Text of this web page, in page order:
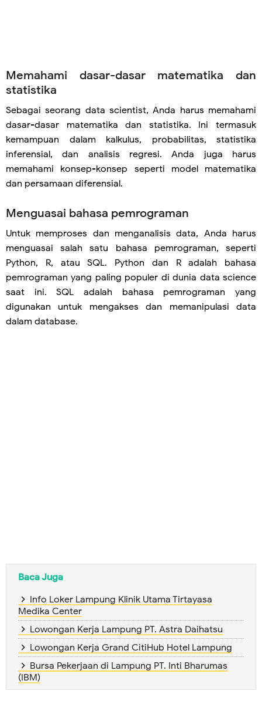
Memahami dasar-dasar matematika dan
statistika
Sebagai seorang data scientist, Anda harus memahami
dasar-dasar matematika dan statistika. Ini termasuk
kemampuan dalam kalkulus, probabilitas, statistika
inferensial, dan analisis regresi. Anda juga harus
memahami konsep-konsep seperti model matematika
dan persamaan diferensial.
Menguasai bahasa pemrograman
Untuk memproses dan menganalisis data, Anda harus
menguasai salah satu bahasa pemrograman, seperti
Python, R, atau SQL. Python dan R adalah bahasa
pemrograman yang paling populer di dunia data science
saat ini. SQL adalah bahasa pemrograman yang
digunakan untuk mengakses dan memanipulasi data
dalam database.
Baca Juga
Info Loker Lampung Klinik Utama Tirtayasa
Medika Center
Lowongan Kerja Lampung PT. Astra Daihatsu
Lowongan Kerja Grand CitiHub Hotel Lampung
Bursa Pekerjaan di Lampung PT. Inti Bharumas
(IBM)